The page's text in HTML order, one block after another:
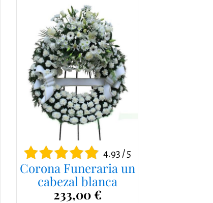
4.93 / 5
Corona Funeraria un
cabezal blanca
233,00 €